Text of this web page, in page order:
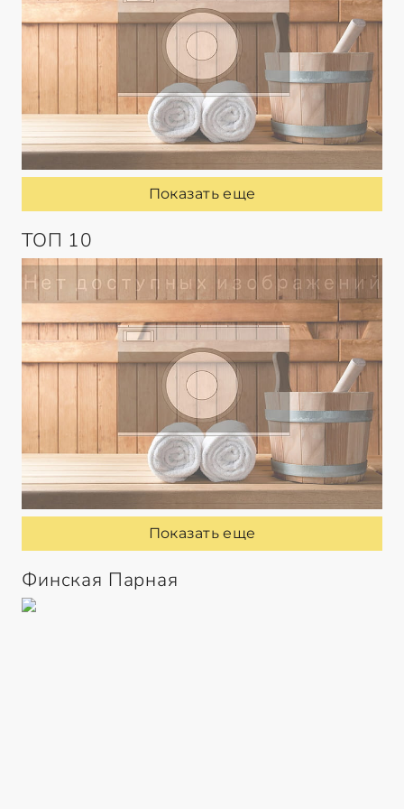
Показать еще
ТОП 10
Показать еще
Финская Парная